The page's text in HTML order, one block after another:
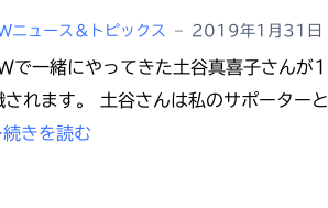
ニュース＆トピックス – 2019年1月31日
一緒にやってきた土谷真喜子さんが1
れます。 土谷さんは私のサポーターと
きを読む